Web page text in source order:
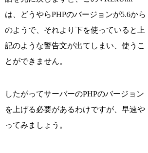
は、どうやらPHPのバージョンが5.6から
のようで、それより下を使っていると上
記のような警告文が出てしまい、使うこ
とができません。
したがってサーバーのPHPのバージョン
を上げる必要があるわけですが、早速や
ってみましょう。